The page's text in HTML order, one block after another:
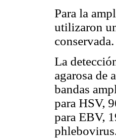
Para la
utilizaron
conservada.
La
agarosa de
bandas
para HSV,
para EBV,